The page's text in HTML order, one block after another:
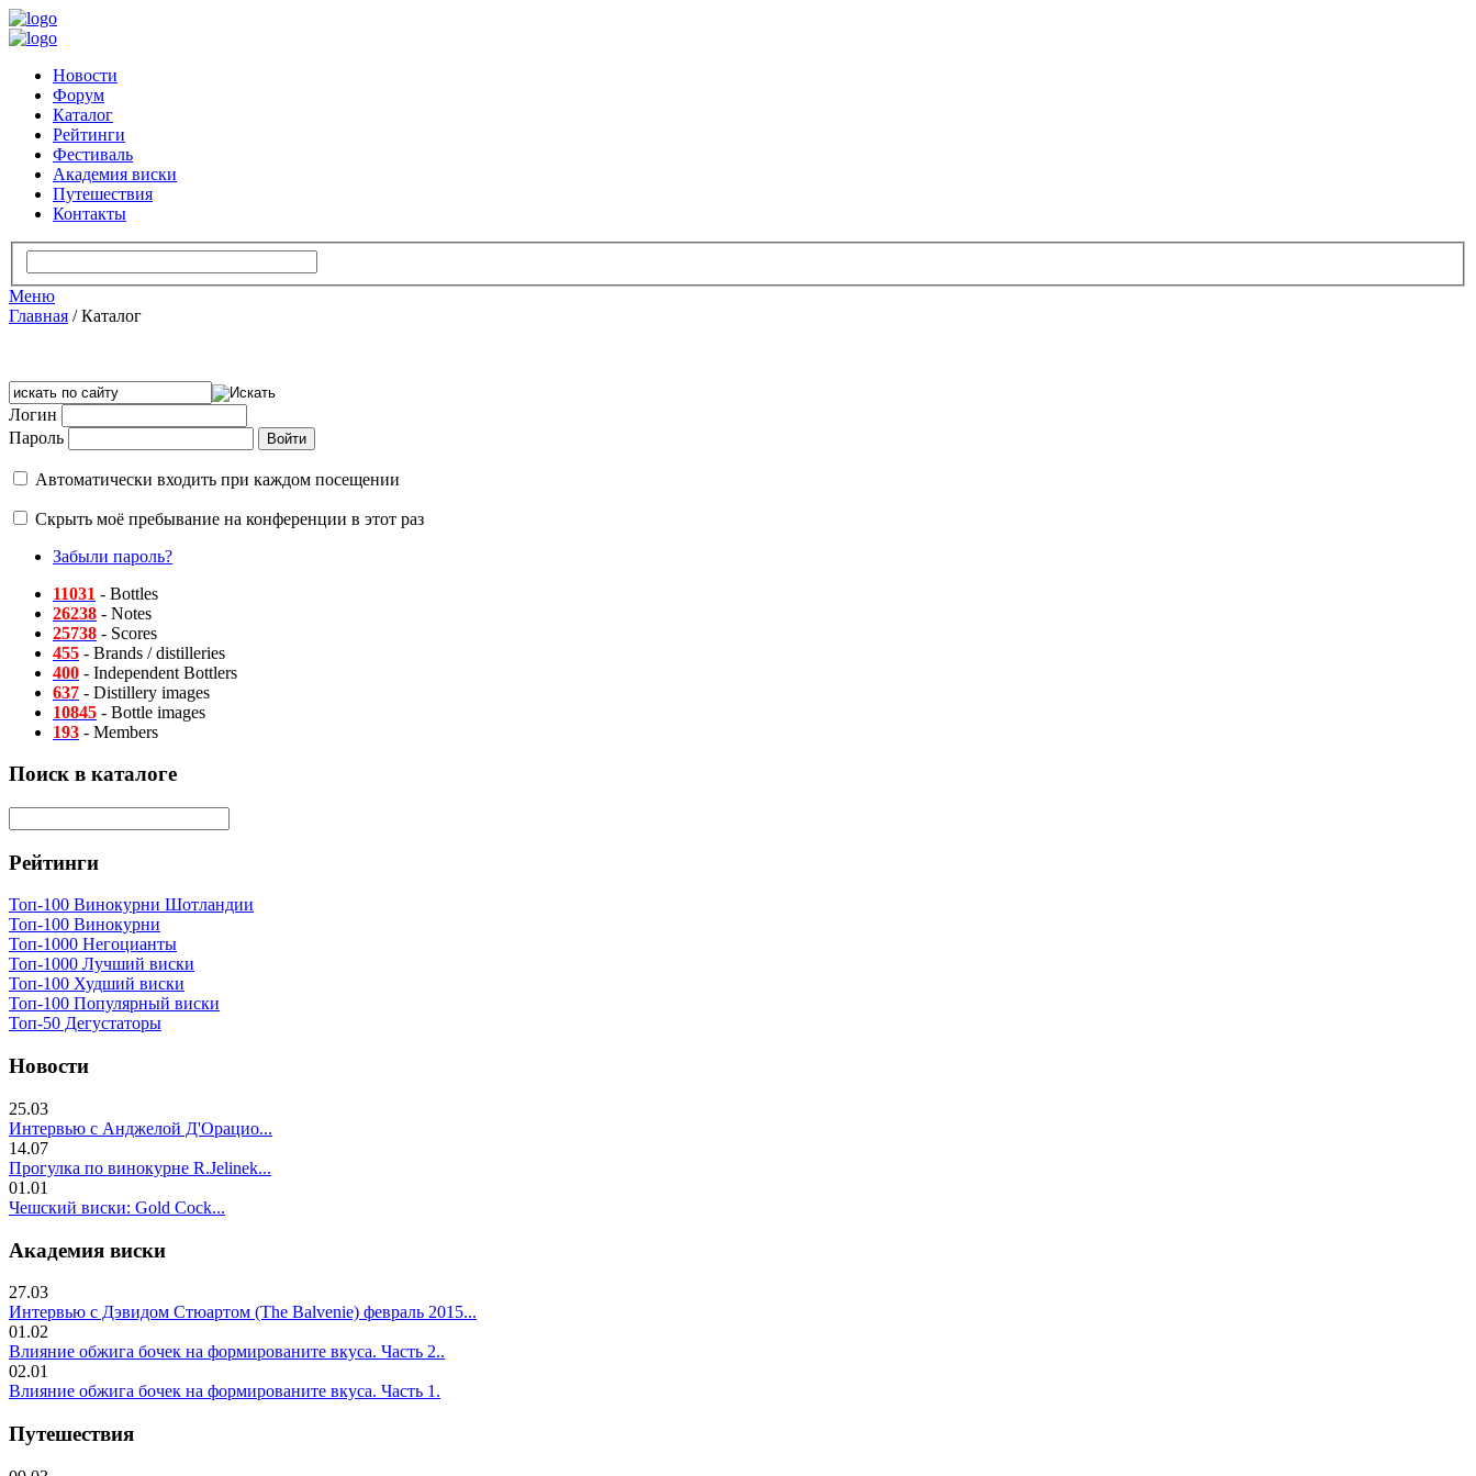
Новости
Форум
Каталог
Рейтинги
Фестиваль
Академия виски
Путешествия
Контакты
Меню
Главная /Каталог
Логин
Пароль
Автоматически входить при каждом посещении
Скрыть моё пребывание на конференции в этот раз
Забыли пароль?
11031 - Bottles
26238 - Notes
25738 - Scores
455 - Brands / distilleries
400 - Independent Bottlers
637 - Distillery images
10845 - Bottle images
193 - Members
Поиск в каталоге
Рейтинги
Топ-100 Винокурни Шотландии
Топ-100 Винокурни
Топ-1000 Негоцианты
Топ-1000 Лучший виски
Топ-100 Худший виски
Топ-100 Популярный виски
Топ-50 Дегустаторы
Новости
25.03
Интервью с Анджелой Д'Орацио...
14.07
Прогулка по винокурне R.Jelinek...
01.01
Чешский виски: Gold Cock...
Академия виски
27.03
Интервью с Дэвидом Стюартом (The Balvenie) февраль 2015...
01.02
Влияние обжига бочек на формированите вкуса. Часть 2..
02.01
Влияние обжига бочек на формированите вкуса. Часть 1.
Путешествия